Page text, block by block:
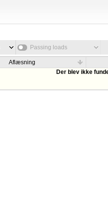
Passing loads
Aflæsning
Der blev ikke